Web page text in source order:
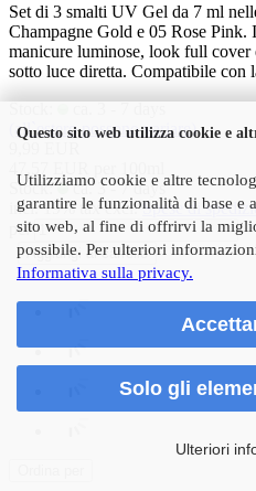
Questo sito web utilizza cookie e
Utilizziamo cookie e altre
garantire le funzionalità di base e
sito web, al fine di offrirvi la
possibile. Per ulteriori
Informativa sulla privacy.
Solo gli
Ulteriori
Set di 3 smalti UV Gel da 7 ml
Champagne Gold e 05 Rose
manicure luminose, look full cover
sotto luce diretta. Compatibile con
(all`estero possono variare)
Stock: ca. 3 - 7 days
incl. 19% tax excl.Spese di
pc:
Aggiungi al carrello